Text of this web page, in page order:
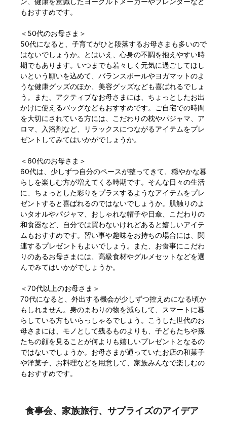
もおすすめです。
＜50代のお母さま＞
50代になると、子育てがひと段落するお母さまも多いので
はないでしょうか。とはいえ、心身の不調を抱えやすい時
期でもあります。いつまでも若々しく元気に過ごしてほし
いという願いを込めて、バランスボールやヨガマットのよ
うな健康グッズのほか、美容グッズなども喜ばれるでしょ
う。また、アクティブなお母さまには、ちょっとしたお出
かけに使えるバッグなどもおすすめです。ご自宅での時間
を大切にされている方には、こだわりの枕やパジャマ、ア
ロマ、入浴剤など、リラックスにつながるアイテムをプレ
ゼントしてみてはいかがでしょうか。
＜60代のお母さま＞
60代は、少しずつ自分のペースが整ってきて、穏やかな暮
らしを楽しむ方が増えてくる時期です。そんな日々の生活
に、ちょっとした彩りをプラスするようなアイテムをプレ
ゼントすると喜ばれるのではないでしょうか。肌触りのよ
いタオルやパジャマ、おしゃれな帽子や日傘、こだわりの
和食器など、自分では買わないけれどあると嬉しいアイテ
ムもおすすめです。習い事や趣味をお持ちの場合には、関
連するプレゼントもよいでしょう。また、お食事にこだわ
りのあるお母さまには、高級食材やグルメセットなどを選
んでみてはいかがでしょうか。
＜70代以上のお母さま＞
70代になると、外出する機会が少しずつ控えめになる頃か
もしれません。身のまわりの物を減らして、スマートに暮
らしている方もいらっしゃるでしょう。こうした世代のお
母さまには、モノとして残るものよりも、子どもたちや孫
たちの顔を見ることが何よりも嬉しいプレゼントとなるの
ではないでしょうか。お母さまが通っていたお店の和菓子
や洋菓子、お料理などを用意して、家族みんなで楽しむの
もおすすめです。
食事会、家族旅行、サプライズのアイデア